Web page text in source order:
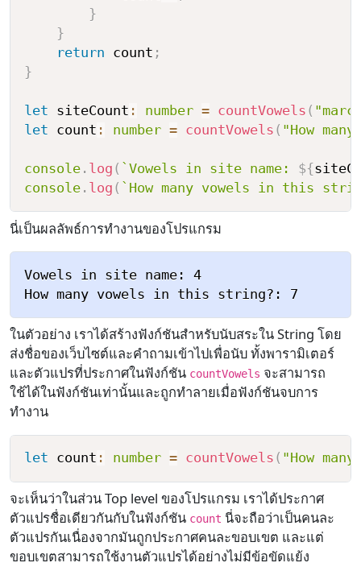
}
}
return count ;
}
let siteCount : number = countVowels (
let count : number = countVowels ( "How
console. log ( ` Vowels in site name: ${
console. log ( ` How many vowels in this
นี่เป็นผลลัพธ์การทำงานของโปรแกรม
Vowels in site name: 4
ในตัวอย่าง เราได้สร้างฟังก์ชันสำหรับนับสระใน String โดย
ส่งชื่อของเว็บไซต์และคำถามเข้าไปเพื่อนับ ทั้งพารามิเตอร์
และตัวแปรที่ประกาศในฟังก์ชัน countVowels จะสามารถ
ใช้ได้ในฟังก์ชันเท่านั้นและถูกทำลายเมื่อฟังก์ชันจบการ
ทำงาน
let count : number = countVowels ( "How
จะเห็นว่าในส่วน Top level ของโปรแกรม เราได้ประกาศ
ตัวแปรชื่อเดียวกันกับในฟังก์ชัน count นี่จะถือว่าเป็นคนละ
ตัวแปรกันเนื่องจากมันถูกประกาศคนละขอบเขต และแต่
ขอบเขตสามารถใช้งานตัวแปรได้อย่างไม่มีข้อขัดแย้ง